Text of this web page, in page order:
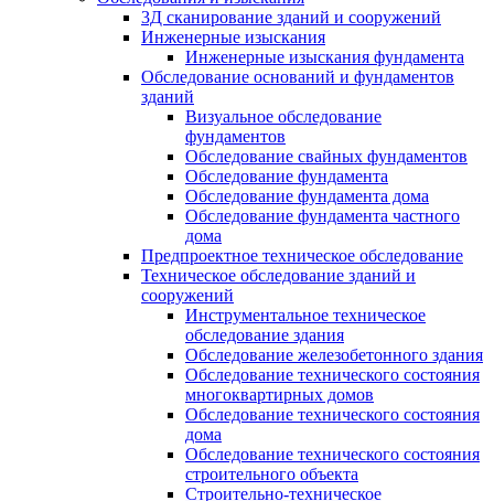
3Д сканирование зданий и сооружений
Инженерные изыскания
Инженерные изыскания фундамента
Обследование оснований и фундаментов
зданий
Визуальное обследование
фундаментов
Обследование свайных фундаментов
Обследование фундамента
Обследование фундамента дома
Обследование фундамента частного
дома
Предпроектное техническое обследование
Техническое обследование зданий и
сооружений
Инструментальное техническое
обследование здания
Обследование железобетонного здания
Обследование технического состояния
многоквартирных домов
Обследование технического состояния
дома
Обследование технического состояния
строительного объекта
Строительно-техническое